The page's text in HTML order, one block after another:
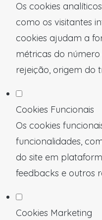
Os cookies
como os visitantes
cookies ajudam a
métricas do
rejeição, origem do
Cookies Funcionais
Os cookies
funcionalidades,
do site em
feedbacks e outros
Cookies Marketing